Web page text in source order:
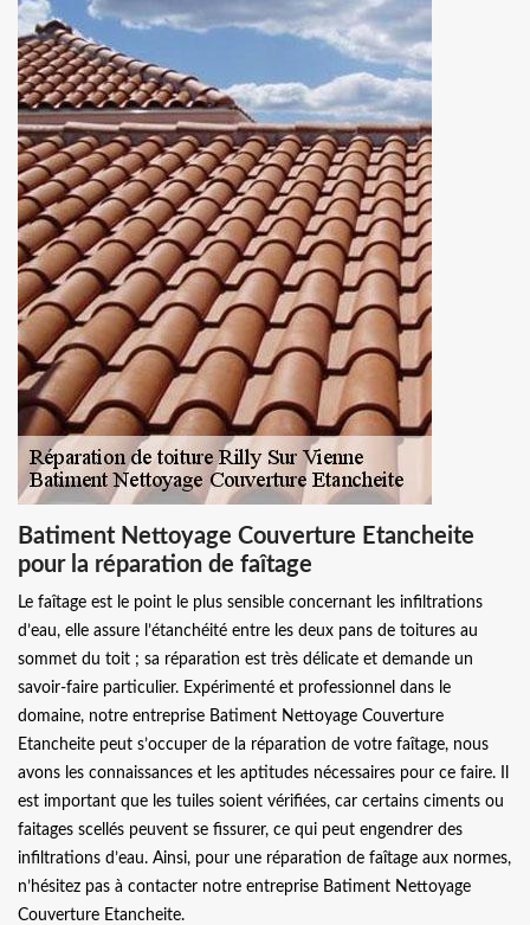
Batiment Nettoyage Couverture Etancheite
pour la réparation de faîtage
Le faîtage est le point le plus sensible concernant les infiltrations
d’eau, elle assure l’étanchéité entre les deux pans de toitures au
sommet du toit ; sa réparation est très délicate et demande un
savoir-faire particulier. Expérimenté et professionnel dans le
domaine, notre entreprise Batiment Nettoyage Couverture
Etancheite peut s’occuper de la réparation de votre faîtage, nous
avons les connaissances et les aptitudes nécessaires pour ce faire. Il
est important que les tuiles soient vérifiées, car certains ciments ou
faitages scellés peuvent se fissurer, ce qui peut engendrer des
infiltrations d’eau. Ainsi, pour une réparation de faîtage aux normes,
n’hésitez pas à contacter notre entreprise Batiment Nettoyage
Couverture Etancheite.